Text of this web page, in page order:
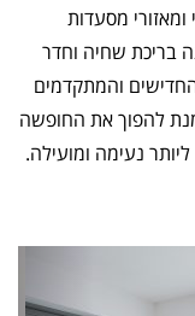
ומאזורי מסעדות
בריכת שחיה וחדר
והמתקדמים
להפוך את החופשה
נעימה ומועילה.
Previous